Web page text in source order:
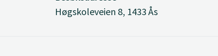
Høgskoleveien 8, 1433 Ås